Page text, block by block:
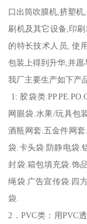
口出筒吹膜机,挤塑机
刷机及其它设备,印
的特长技术人员, 使
包装上得到升华,并
我厂主要生产如下产
1: 胶袋类
网眼袋.水果/玩具包
酒瓶网套.五金件网
袋.卡头袋.防静电袋.
封袋.箱包填充袋.饰
绳袋.广告宣传袋.四
袋.
2．PVC类：用PVC